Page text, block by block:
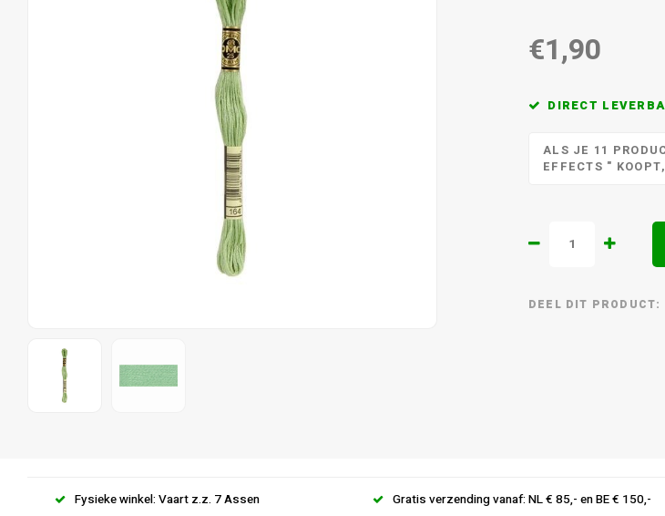
€1,90
DIRECT
ALS JE 11
EFFECTS "
DEEL DIT PRODUCT:
Fysieke winkel: Vaart z.z. 7 Assen Gratis verzending vanaf: NL € 85,- en BE € 150,-